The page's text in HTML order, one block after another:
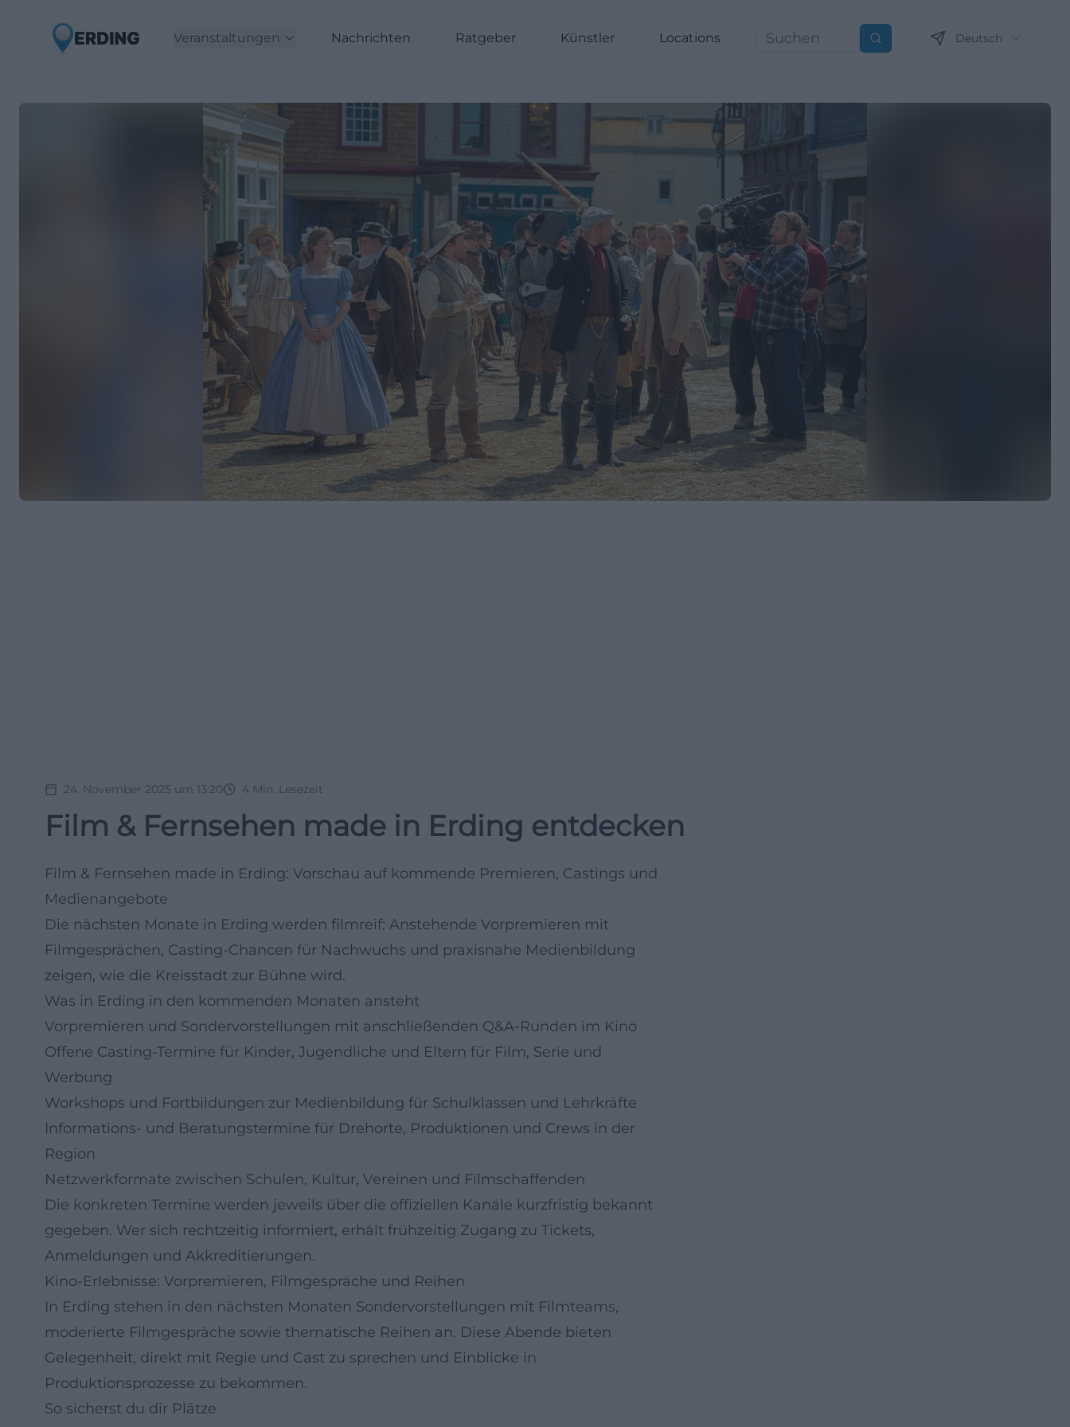
Veranstaltungen Nachrichten Ratgeber Künstler Locations Suchen Deutsch
24. November 2025 um 13:20 4 Min. Lesezeit
Film & Fernsehen made in Erding entdecken
Film & Fernsehen made in Erding: Vorschau auf kommende Premieren, Castings und
Medienangebote
Die nächsten Monate in Erding werden filmreif: Anstehende Vorpremieren mit
Filmgesprächen, Casting-Chancen für Nachwuchs und praxisnahe Medienbildung
zeigen, wie die Kreisstadt zur Bühne wird.
Was in Erding in den kommenden Monaten ansteht
Vorpremieren und Sondervorstellungen mit anschließenden Q&A-Runden im Kino
Offene Casting-Termine für Kinder, Jugendliche und Eltern für Film, Serie und
Werbung
Workshops und Fortbildungen zur Medienbildung für Schulklassen und Lehrkräfte
Informations- und Beratungstermine für Drehorte, Produktionen und Crews in der
Region
Netzwerkformate zwischen Schulen, Kultur, Vereinen und Filmschaffenden
Die konkreten Termine werden jeweils über die offiziellen Kanäle kurzfristig bekannt
gegeben. Wer sich rechtzeitig informiert, erhält frühzeitig Zugang zu Tickets,
Anmeldungen und Akkreditierungen.
Kino-Erlebnisse: Vorpremieren, Filmgespräche und Reihen
In Erding stehen in den nächsten Monaten Sondervorstellungen mit Filmteams,
moderierte Filmgespräche sowie thematische Reihen an. Diese Abende bieten
Gelegenheit, direkt mit Regie und Cast zu sprechen und Einblicke in
Produktionsprozesse zu bekommen.
So sicherst du dir Plätze